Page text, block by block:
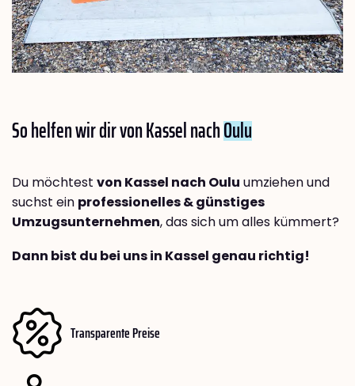
So helfen wir dir von Kassel nachOulu
Du möchtest von Kassel nach Oulu umziehen und
suchst ein professionelles & günstiges
Umzugsunternehmen, das sich um alles kümmert?
Dann bist du bei uns in Kassel genau richtig!
Transparente Preise